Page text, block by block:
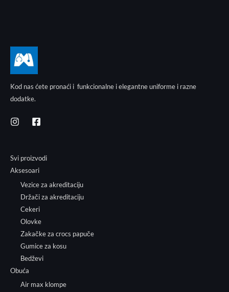
Kod nas ćete pronaći i funkcionalne i elegantne uniforme i razne
dodatke.
Svi proizvodi
Aksesoari
Vezice za akreditaciju
Držači za akreditaciju
Cekeri
Olovke
Zakačke za crocs papuče
Gumice za kosu
Bedževi
Obuća
Air max klompe